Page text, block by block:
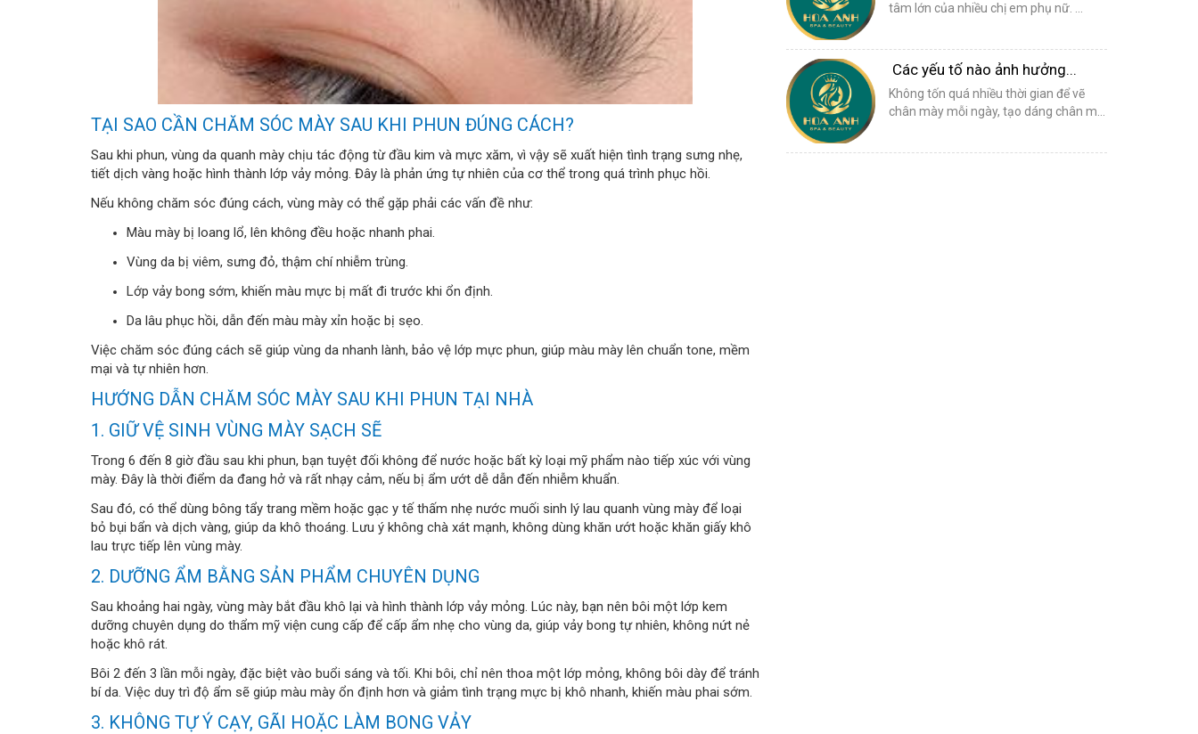
TẠI SAO CẦN CHĂM SÓC MÀY SAU KHI PHUN ĐÚNG CÁCH?
Sau khi phun, vùng da quanh mày chịu tác động từ đầu kim và mực xăm, vì vậy sẽ xuất hiện tình trạng sưng nhẹ,
tiết dịch vàng hoặc hình thành lớp vảy mỏng. Đây là phản ứng tự nhiên của cơ thể trong quá trình phục hồi.
Nếu không chăm sóc đúng cách, vùng mày có thể gặp phải các vấn đề như:
Màu mày bị loang lổ, lên không đều hoặc nhanh phai.
Vùng da bị viêm, sưng đỏ, thậm chí nhiễm trùng.
Lớp vảy bong sớm, khiến màu mực bị mất đi trước khi ổn định.
Da lâu phục hồi, dẫn đến màu mày xỉn hoặc bị sẹo.
Việc chăm sóc đúng cách sẽ giúp vùng da nhanh lành, bảo vệ lớp mực phun, giúp màu mày lên chuẩn tone, mềm
mại và tự nhiên hơn.
HƯỚNG DẪN CHĂM SÓC MÀY SAU KHI PHUN TẠI NHÀ
1. GIỮ VỆ SINH VÙNG MÀY SẠCH SẼ
Trong 6 đến 8 giờ đầu sau khi phun, bạn tuyệt đối không để nước hoặc bất kỳ loại mỹ phẩm nào tiếp xúc với vùng
mày. Đây là thời điểm da đang hở và rất nhạy cảm, nếu bị ẩm ướt dễ dẫn đến nhiễm khuẩn.
Sau đó, có thể dùng bông tẩy trang mềm hoặc gạc y tế thấm nhẹ nước muối sinh lý lau quanh vùng mày để loại
bỏ bụi bẩn và dịch vàng, giúp da khô thoáng. Lưu ý không chà xát mạnh, không dùng khăn ướt hoặc khăn giấy khô
lau trực tiếp lên vùng mày.
2. DƯỠNG ẨM BẰNG SẢN PHẨM CHUYÊN DỤNG
Sau khoảng hai ngày, vùng mày bắt đầu khô lại và hình thành lớp vảy mỏng. Lúc này, bạn nên bôi một lớp kem
dưỡng chuyên dụng do thẩm mỹ viện cung cấp để cấp ẩm nhẹ cho vùng da, giúp vảy bong tự nhiên, không nứt nẻ
hoặc khô rát.
Bôi 2 đến 3 lần mỗi ngày, đặc biệt vào buổi sáng và tối. Khi bôi, chỉ nên thoa một lớp mỏng, không bôi dày để tránh
bí da. Việc duy trì độ ẩm sẽ giúp màu mày ổn định hơn và giảm tình trạng mực bị khô nhanh, khiến màu phai sớm.
3. KHÔNG TỰ Ý CẠY, GÃI HOẶC LÀM BONG VẢY
tâm lớn của nhiều chị em phụ nữ. ...
Các yếu tố nào ảnh hưởng...
Không tốn quá nhiều thời gian để vẽ
chân mày mỗi ngày, tạo dáng chân m...